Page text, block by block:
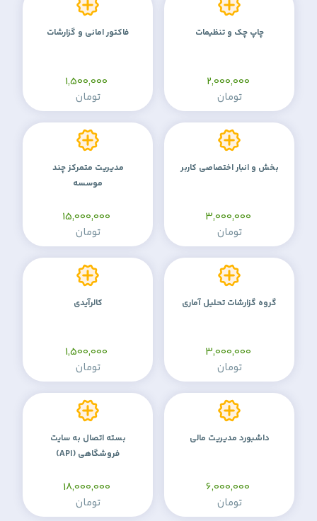
چاپ چک و تنظیمات
تومان
فاکتور امانی و گزارشات
تومان
بخش و انبار اختصاصی کاربر
تومان
مدیریت متمرکز چند
موسسه
تومان
گروه گزارشات تحلیل آماری
تومان
کالرآیدی
تومان
داشبورد مدیریت مالی
تومان
بسته اتصال به سایت
فروشگاهی (API)
تومان